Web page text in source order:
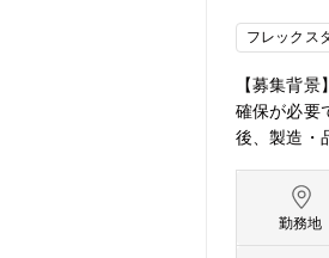
フレックス
【募集背
確保が必要
後、製造・
自動化に
【仕事の
スピードが
勤務地